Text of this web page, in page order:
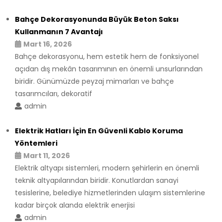
Bahçe Dekorasyonunda Büyük Beton Saksı
Kullanmanın 7 Avantajı
Mart 16, 2026
Bahçe dekorasyonu, hem estetik hem de fonksiyonel
açıdan dış mekân tasarımının en önemli unsurlarından
biridir. Günümüzde peyzaj mimarları ve bahçe
tasarımcıları, dekoratif
admin
Elektrik Hatları İçin En Güvenli Kablo Koruma
Yöntemleri
Mart 11, 2026
Elektrik altyapı sistemleri, modern şehirlerin en önemli
teknik altyapılarından biridir. Konutlardan sanayi
tesislerine, belediye hizmetlerinden ulaşım sistemlerine
kadar birçok alanda elektrik enerjisi
admin